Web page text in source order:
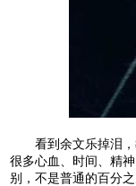
看到余文乐掉泪，
很多心血、时间、精
别，不是普通的百分